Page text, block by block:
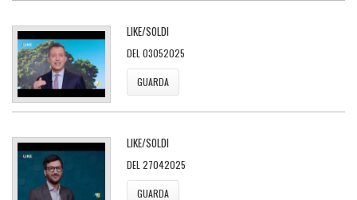
LIKE/SOLDI
DEL 03052025
GUARDA
LIKE/SOLDI
DEL 27042025
GUARDA